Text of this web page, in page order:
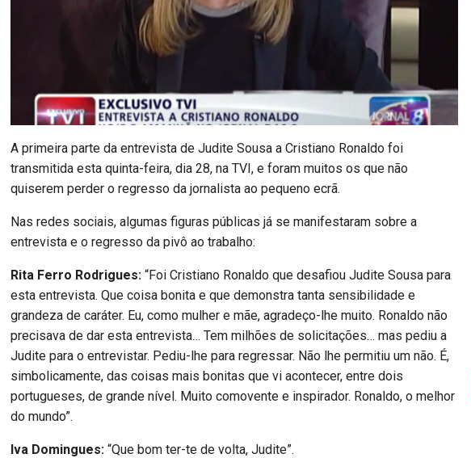
A primeira parte da entrevista de Judite Sousa a Cristiano Ronaldo foi
transmitida esta quinta-feira, dia 28, na TVI, e foram muitos os que não
quiserem perder o regresso da jornalista ao pequeno ecrã.
Nas redes sociais, algumas figuras públicas já se manifestaram sobre a
entrevista e o regresso da pivô ao trabalho:
Rita Ferro Rodrigues: “Foi Cristiano Ronaldo que desafiou Judite Sousa para
esta entrevista. Que coisa bonita e que demonstra tanta sensibilidade e
grandeza de caráter. Eu, como mulher e mãe, agradeço-lhe muito. Ronaldo não
precisava de dar esta entrevista… Tem milhões de solicitações… mas pediu a
Judite para o entrevistar. Pediu-lhe para regressar. Não lhe permitiu um não. É,
simbolicamente, das coisas mais bonitas que vi acontecer, entre dois
portugueses, de grande nível. Muito comovente e inspirador. Ronaldo, o melhor
do mundo”.
Iva Domingues: “Que bom ter-te de volta, Judite”.